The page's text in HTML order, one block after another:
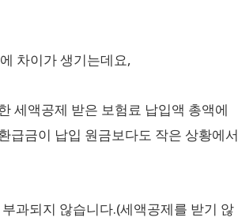
차이가 생기는데요,
세액공제 받은 보험료 납입액 총액에
급금이 납입 원금보다도 작은 상황에서
과되지 않습니다.(세액공제를 받기 않